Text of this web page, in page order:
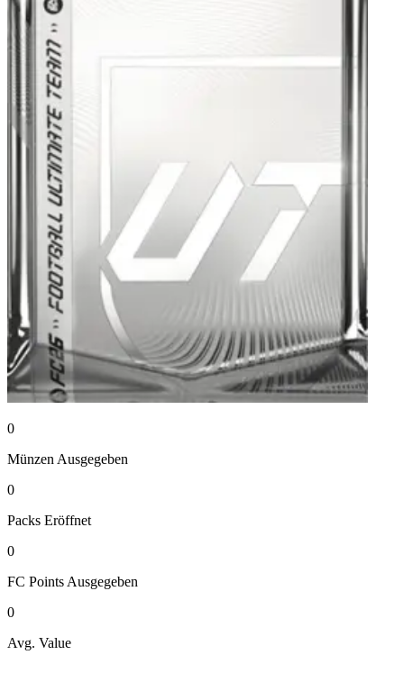
0
Münzen Ausgegeben
0
Packs Eröffnet
0
FC Points Ausgegeben
0
Avg. Value